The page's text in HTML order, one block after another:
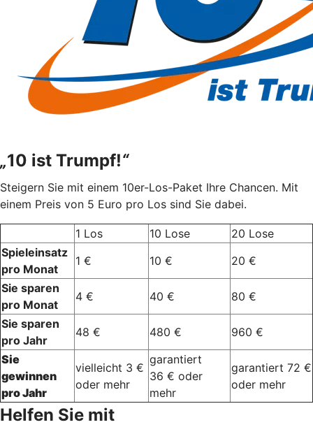
„10 ist Trumpf!“
Steigern Sie mit einem 10er-Los-Paket Ihre Chancen. Mit
einem Preis von 5 Euro pro Los sind Sie dabei.
1 Los 10 Lose
20 Lose
Spieleinsatz
pro Monat
1 € 10 €
20 €
Sie sparen
pro Monat
4 € 40 €
80 €
Sie sparen
pro Jahr
48 € 480 €
960 €
Sie
gewinnen
pro Jahr
vielleicht 3 €
oder mehr
garantiert
36 € oder
mehr
garantiert 72 €
oder mehr
Helfen Sie mit